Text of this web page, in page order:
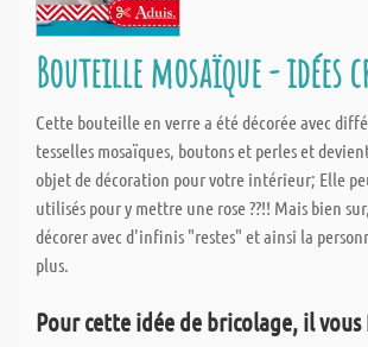
Bouteille mosaïque - idées
Cette bouteille en verre a été décorée avec
tesselles mosaïques, boutons et perles et
objet de décoration pour votre intérieur; Elle
utilisés pour y mettre une rose ??!! Mais bien
décorer avec d'infinis "restes" et ainsi la
plus.
Pour cette idée de bricolage, il